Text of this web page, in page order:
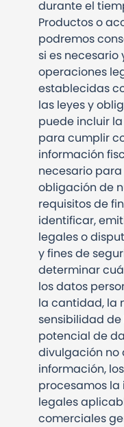
durante el
Productos o
podremos
si es
operaciones
establecidas
las leyes y
puede incluir
para cumplir
información
necesario
obligación de
requisitos de
identificar,
legales o
y fines de
determinar
los datos
la cantidad, la
sensibilidad
potencial de
divulgación no
información,
procesamos la
legales
comerciales